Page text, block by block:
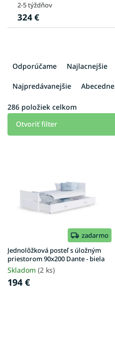
2-5 týždňov
324 €
a
i
Odporúčame Najlacnejšie
Najpredávanejšie Abecedne
286 položiek celkom
Otvoriť filter
u
k
t
o
zadarmo
Jednolôžková posteľ s úložným
priestorom 90x200 Dante - biela
Skladom (2 ks)
194 €